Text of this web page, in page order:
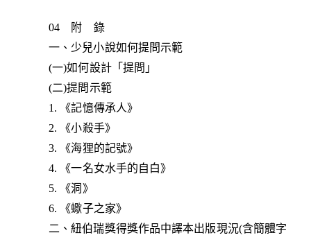
04 附 錄
一、少兒小說如何提問示範
(一)如何設計「提問」
(二)提問示範
1. 《記憶傳承人》
2. 《小殺手》
3. 《海狸的記號》
4. 《一名女水手的自白》
5. 《洞》
6. 《蠍子之家》
二、紐伯瑞獎得獎作品中譯本出版現況(含簡體字